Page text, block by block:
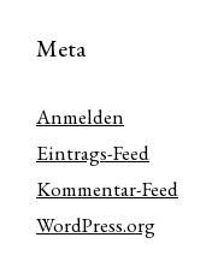
Meta
Anmelden
Eintrags-Feed
Kommentar-Feed
WordPress.org